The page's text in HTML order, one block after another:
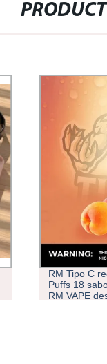
RM Tipo C
Puffs 18
RM VAPE